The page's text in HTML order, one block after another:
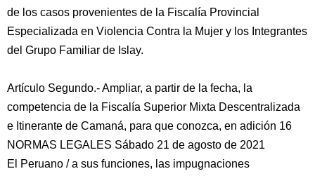
de los casos provenientes de la Fiscalía Provincial
Especializada en Violencia Contra la Mujer y los Integrantes
del Grupo Familiar de Islay.
Artículo Segundo.- Ampliar, a partir de la fecha, la
competencia de la Fiscalía Superior Mixta Descentralizada
e Itinerante de Camaná, para que conozca, en adición 16
NORMAS LEGALES Sábado 21 de agosto de 2021
El Peruano / a sus funciones, las impugnaciones